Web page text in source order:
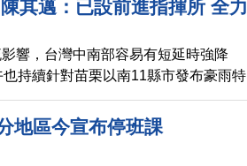
其邁：已設前進指揮所 全力
響，台灣中南部容易有短延時強降
持續針對苗栗以南11縣市發布豪雨特
雄及屏東縣達到超大豪雨等級，目前
地區今宣布停班課